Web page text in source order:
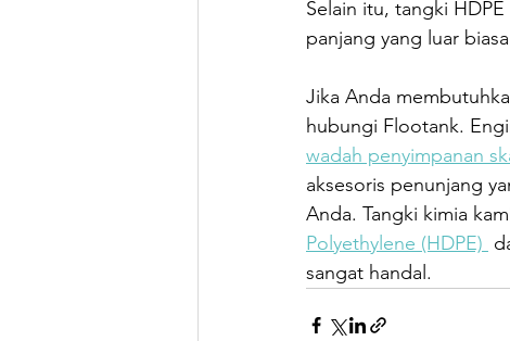
Selain itu, tangki
panjang yang luar
Jika Anda
hubungi Flootank.
wadah penyimpanan
aksesoris penunjang
Anda. Tangki kimia
Polyethylene (HDPE)
sangat handal.